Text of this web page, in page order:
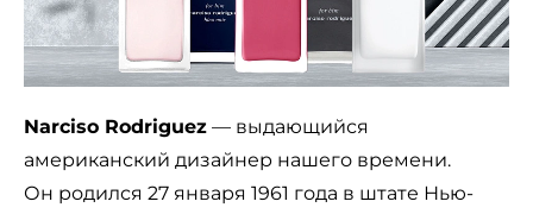
Narciso Rodriguez — выдающийся
американский дизайнер нашего времени.
Он родился 27 января 1961 года в штате Нью-